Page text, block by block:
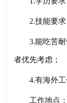
2.技能要
3.能吃苦
者优先考虑；
4.有海外
工作地点